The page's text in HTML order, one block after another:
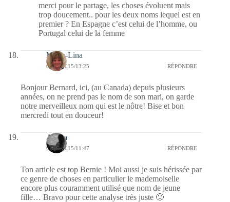
merci pour le partage, les choses évoluent mais
trop doucement.. pour les deux noms lequel est en
premier ? En Espagne c’est celui de l’homme, ou
Portugal celui de la femme
Maria-Lina
01/07/2015/13:25 RÉPONDRE
Bonjour Bernard, ici, (au Canada) depuis plusieurs
années, on ne prend pas le nom de son mari, on garde
notre merveilleux nom qui est le nôtre! Bise et bon
mercredi tout en douceur!
Aileza
01/07/2015/11:47 RÉPONDRE
Ton article est top Bernie ! Moi aussi je suis hérissée par
ce genre de choses en particulier le mademoiselle
encore plus couramment utilisé que nom de jeune
fille… Bravo pour cette analyse très juste 🙂